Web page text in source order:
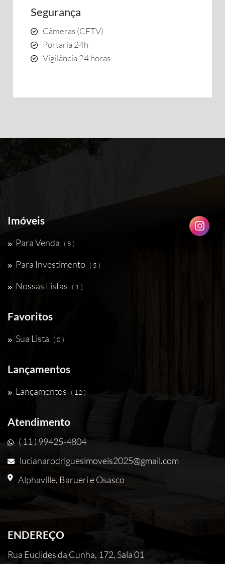
Segurança
Câmeras (CFTV)
Portaria 24h
Vigilância 24 horas
Imóveis
Para Venda ( 5 )
Para Investimento ( 5 )
Nossas Listas ( 1 )
Favoritos
Sua Lista ( 0 )
Lançamentos
Lançamentos ( 12 )
Atendimento
( 11 ) 99425-4804
lucianarodriguesimoveis2025@gmail.com
Alphaville, Barueri e Osasco
ENDEREÇO
Rua Euclides da Cunha, 172, Sala 01